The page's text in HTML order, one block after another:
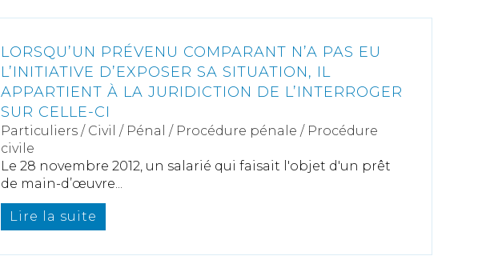
LORSQU’UN PRÉVENU COMPARANT N’A PAS EU
L’INITIATIVE D’EXPOSER SA SITUATION, IL
APPARTIENT À LA JURIDICTION DE L’INTERROGER
SUR CELLE-CI
Particuliers / Civil / Pénal / Procédure pénale / Procédure
civile
Le 28 novembre 2012, un salarié qui faisait l'objet d'un prêt
de main-d’œuvre...
Lire la suite